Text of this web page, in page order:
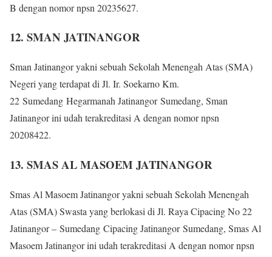
B dengan nomor npsn 20235627.
12. SMAN JATINANGOR
Sman Jatinangor yakni sebuah Sekolah Menengah Atas (SMA)
Negeri yang terdapat di Jl. Ir. Soekarno Km.
22 Sumedang Hegarmanah Jatinangor Sumedang, Sman
Jatinangor ini udah terakreditasi A dengan nomor npsn
20208422.
13. SMAS AL MASOEM JATINANGOR
Smas Al Masoem Jatinangor yakni sebuah Sekolah Menengah
Atas (SMA) Swasta yang berlokasi di Jl. Raya Cipacing No 22
Jatinangor – Sumedang Cipacing Jatinangor Sumedang, Smas Al
Masoem Jatinangor ini udah terakreditasi A dengan nomor npsn